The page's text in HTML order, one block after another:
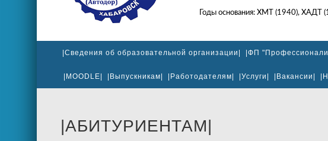
Годы основания: ХМТ (1940),
|Сведения об образовательной организации| |ФП
|MOODLE| |Выпускникам| |Работодателям| |Услуги| |Вакансии|
|АБИТУРИЕНТАМ|